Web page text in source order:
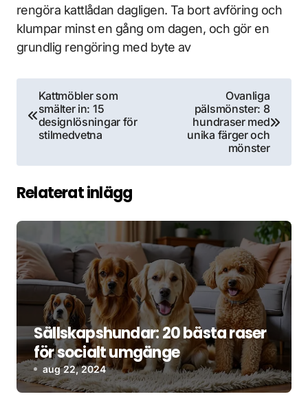
rengöra kattlådan dagligen. Ta bort avföring och
klumpar minst en gång om dagen, och gör en
grundlig rengöring med byte av
Inläggsnavigering
Kattmöbler som
smälter in: 15
designlösningar för
stilmedvetna
Ovanliga
pälsmönster: 8
hundraser med
unika färger och
mönster
Relaterat inlägg
Sällskapshundar: 20 bästa raser
för socialt umgänge
aug 22, 2024